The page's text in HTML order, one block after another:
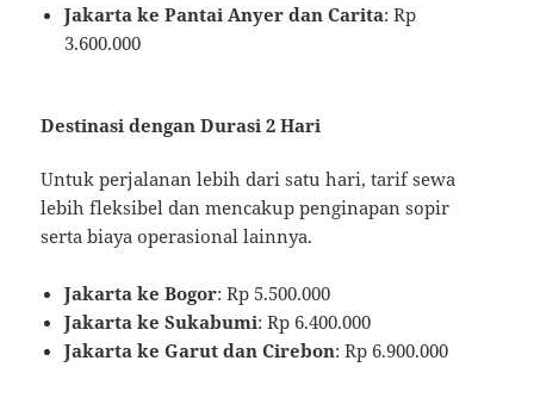
Jakarta ke Pantai Anyer dan Carita: Rp
3.600.000
Destinasi dengan Durasi 2 Hari
Untuk perjalanan lebih dari satu hari, tarif sewa
lebih fleksibel dan mencakup penginapan sopir
serta biaya operasional lainnya.
Jakarta ke Bogor: Rp 5.500.000
Jakarta ke Sukabumi: Rp 6.400.000
Jakarta ke Garut dan Cirebon: Rp 6.900.000